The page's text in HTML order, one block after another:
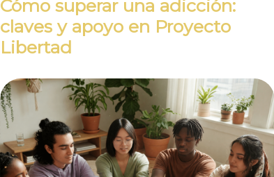
Cómo superar una adicción:
claves y apoyo en Proyecto
Libertad